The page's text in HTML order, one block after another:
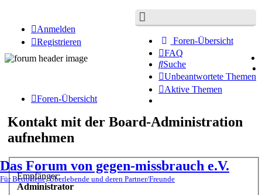
Foren-Übersicht
FAQ
Suche
Unbeantwortete Themen
Aktive Themen
Anmelden
Registrieren
Das Forum von gegen-missbrauch e.V.
Für Betroffene, Überlebende und deren Partner/Freunde
Foren-Übersicht
Kontakt mit der Board-Administration
aufnehmen
Empfänger:
Administrator